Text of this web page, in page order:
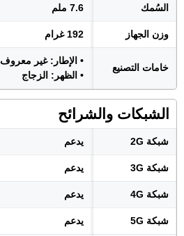
السُمك 7.6 ملم
وزن الجهاز 192 غرام
خامات التصنيع
• الإطار: غير معروف
• الظهر: الزجاج
الشبكات والشرائح
شبكة 2G يدعم
شبكة 3G يدعم
شبكة 4G يدعم
شبكة 5G يدعم